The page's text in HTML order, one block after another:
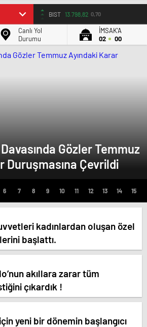
BIST 13.798,82 0,70
Canlı Yol
Durumu
İMSAK'A
02
00
Davasında Gözler Temmuz
Duruşmasına Çevrildi
kadınlardan oluşan özel
başlattı.
akıllara zarar tüm
çıkardık !
yeni bir dönemin başlangıcı